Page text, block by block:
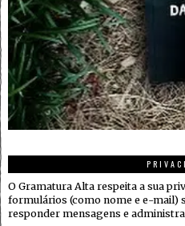
O Gramatura Alta respeita a sua
formulários (como nome e e-mail)
responder mensagens e